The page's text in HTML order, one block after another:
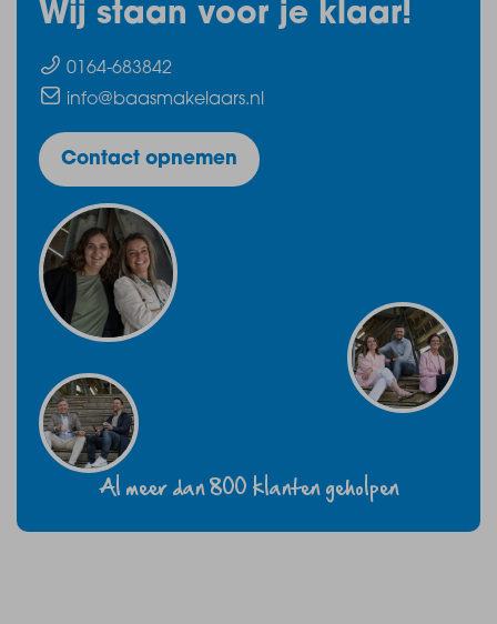
Wij staan voor je klaar!
0164-683842
info@baasmakelaars.nl
Contact opnemen
Al meer dan 800 klanten geholpen